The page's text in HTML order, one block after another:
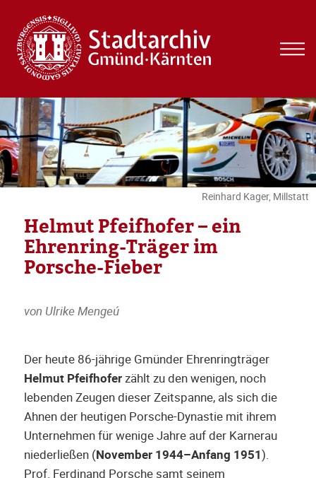
Reinhard Kager, Millstatt
Helmut Pfeifhofer – ein
Ehrenring-Träger im
Porsche-Fieber
von Ulrike Mengeú
Der heute 86-jährige Gmünder Ehrenringträger
Helmut Pfeifhoferzählt zu den wenigen, noch
lebenden Zeugen dieser Zeitspanne, als sich die
Ahnen der heutigen Porsche-Dynastie mit ihrem
Unternehmen für wenige Jahre auf der Karnerau
niederließen (November 1944–Anfang 1951).
Prof. Ferdinand Porsche samt seinem